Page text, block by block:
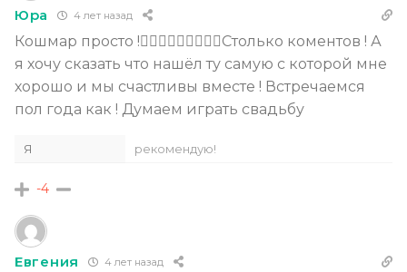
Юра 4 лет назад
Кошмар просто !🤦🏼‍♀️🤦🏼‍♀️🤦🏼‍♀️Столько коментов ! А
я хочу сказать что нашёл ту самую с которой мне
хорошо и мы счастливы вместе ! Встречаемся
пол года как ! Думаем играть свадьбу
Я рекомендую!
-4
Евгения 4 лет назад